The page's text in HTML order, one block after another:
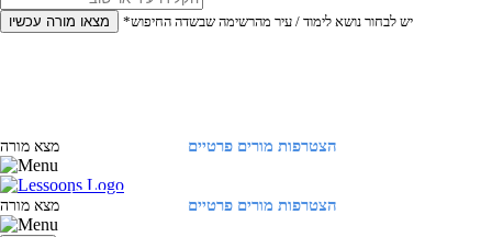
מצאו מורה עכשיו *יש לבחור נושא לימוד / עיר מהרשימה שבשדה החיפוש
הצטרפות מורים פרטיים מצא מורה
הצטרפות מורים פרטיים מצא מורה